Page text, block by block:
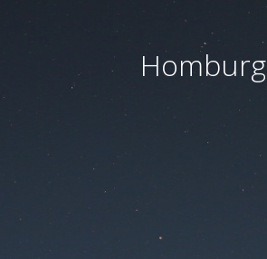
Homburg